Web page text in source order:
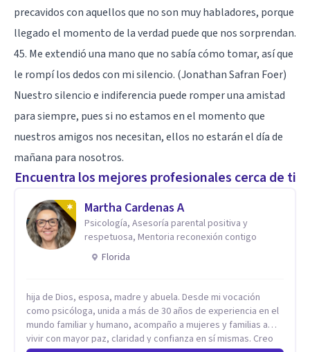
precavidos con aquellos que no son muy habladores, porque
llegado el momento de la verdad puede que nos sorprendan.
45. Me extendió una mano que no sabía cómo tomar, así que
le rompí los dedos con mi silencio. (Jonathan Safran Foer)
Nuestro silencio e indiferencia puede romper una amistad
para siempre, pues si no estamos en el momento que
nuestros amigos nos necesitan, ellos no estarán el día de
mañana para nosotros.
Encuentra los mejores profesionales cerca de ti
Martha Cardenas A
Psicología, Asesoría parental positiva y
respetuosa, Mentoria reconexión contigo
Florida
hija de Dios, esposa, madre y abuela. Desde mi vocación
como psicóloga, unida a más de 30 años de experiencia en el
mundo familiar y humano, acompaño a mujeres y familias a
vivir con mayor paz, claridad y confianza en sí mismas. Creo